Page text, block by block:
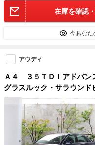
在庫を確認
今あなた
アウディ
Ａ４ ３５ＴＤＩアドバン
グラスルック・サラウン
ラグジュアリーパッケージ